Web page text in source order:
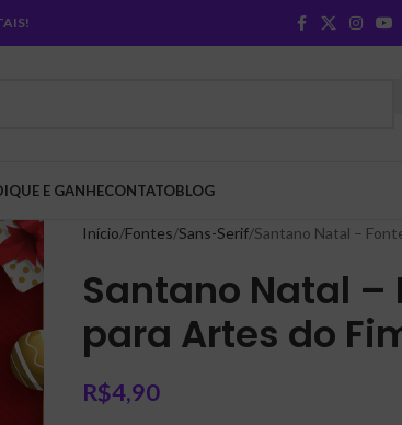
E GANHECONTATOBLOG
Início Fontes Sans-Serif Santano Natal –
Santano Natal –
para Artes do
R$4,90